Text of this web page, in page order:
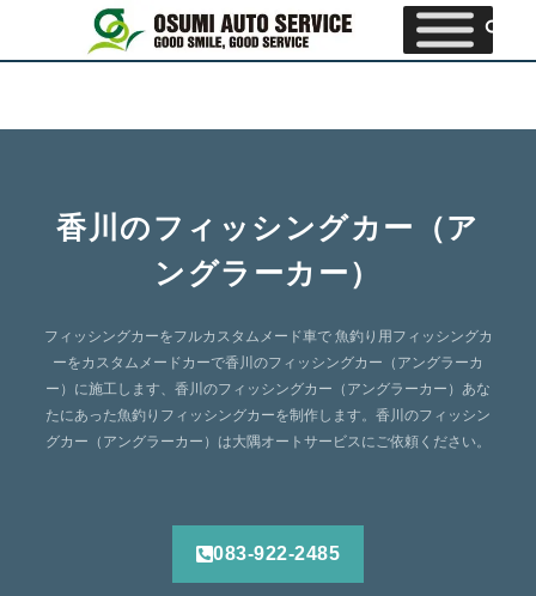
香川のフィッシングカー（ア
ングラーカー）
フィッシングカーをフルカスタムメード車で 魚釣り用フィッシングカ
ーをカスタムメードカーで香川のフィッシングカー（アングラーカ
ー）に施工します、香川のフィッシングカー（アングラーカー）あな
たにあった魚釣りフィッシングカーを制作します。香川のフィッシン
グカー（アングラーカー）は大隅オートサービスにご依頼ください。
083-922-2485